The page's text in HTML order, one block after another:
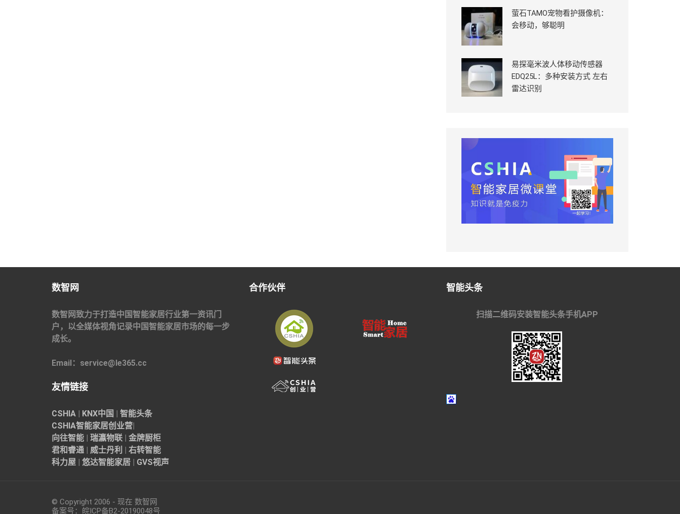
萤石TAMO宠物看护摄像机：
会移动，够聪明
易探毫米波人体移动传感器
EDQ25L：多种安装方式 左右
雷达识别
数智网
数智网致力于打造中国智能家居行业第一资讯门
户，以全媒体视角记录中国智能家居市场的每一步
成长。
Email：service@le365.cc
友情链接
CSHIA | KNX中国 | 智能头条
CSHIA智能家居创业营|
向往智能 | 瑞瀛物联 | 金牌厨柜
君和睿通 | 威士丹利 | 右转智能
科力屋 | 悠达智能家居 | GVS视声
合作伙伴 智能头条
扫描二维码安装智能头条手机APP
© Copyright 2006 - 现在 数智网
备案号： 皖ICP备B2-20190048号